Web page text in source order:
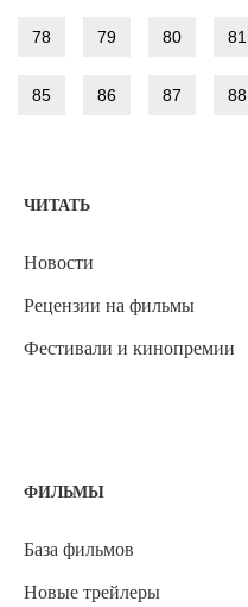
78 79 80 81
85 86 87 88
ЧИТАТЬ
Новости
Рецензии на фильмы
Фестивали и кинопремии
ФИЛЬМЫ
База фильмов
Новые трейлеры